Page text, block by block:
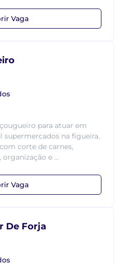
Vaga
para atuar em
supermercados na figueira.
corte de carnes,
e ...
Vaga
De Forja